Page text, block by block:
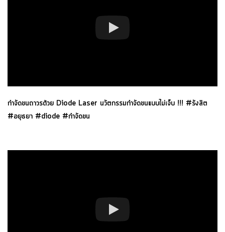
กำจัดขนถาวรด้วย Diode Laser นวัตกรรมกำจัดขนแบบไม่เจ็บ !!! #รังสิต
#อยุธยา #diode #กำจัดขน